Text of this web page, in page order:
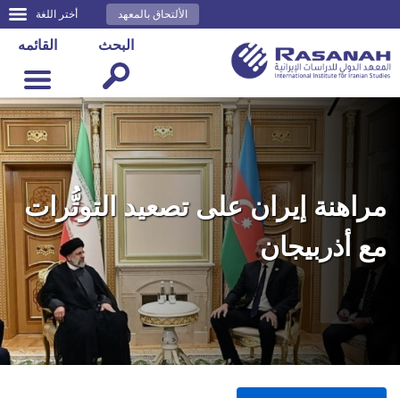
أختر اللغة الألتحاق بالمعهد
القائمه البحث
مراهنة إيران على تصعيد التوتُّرات
مع أذربيجان